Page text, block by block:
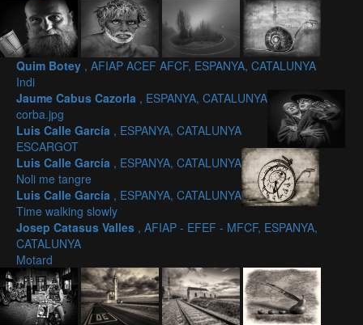
Quim Botey , AFIAP ACEF AFCF, ESPANYA, CATALUNYA
Indi
Jaume Cabus Cazorla , ESPANYA, CATALUNYA
corba.jpg
Luis Calle García , ESPANYA, CATALUNYA
ESCARGOT
Luis Calle García , ESPANYA, CATALUNYA
Noli me tangre
Luis Calle García , ESPANYA, CATALUNYA
Time walking slowly
Josep Catasus Valles , AFIAP - EFEF - MFCF, ESPANYA,
CATALUNYA
Motard